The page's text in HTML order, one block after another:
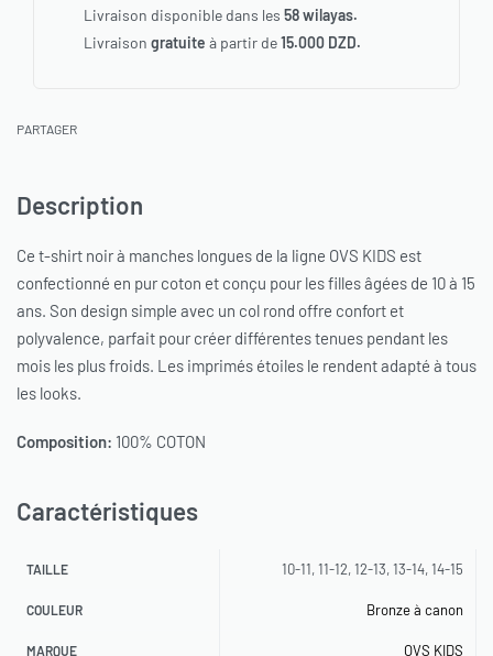
Livraison disponible dans les 58 wilayas.
Livraison gratuite à partir de15.000 DZD.
PARTAGER
Description
Ce t-shirt noir à manches longues de la ligne OVS KIDS est
confectionné en pur coton et conçu pour les filles âgées de 10 à 15
ans. Son design simple avec un col rond offre confort et
polyvalence, parfait pour créer différentes tenues pendant les
mois les plus froids. Les imprimés étoiles le rendent adapté à tous
les looks.
Composition: 100% COTON
Caractéristiques
TAILLE 10-11, 11-12, 12-13, 13-14, 14-15
COULEUR Bronze à canon
MARQUE OVS KIDS